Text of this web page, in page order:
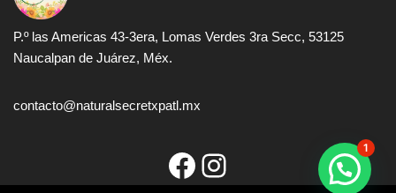
P.º las Americas 43-3era, Lomas Verdes 3ra Secc, 53125
Naucalpan de Juárez, Méx.
contacto@naturalsecretxpatl.mx
1